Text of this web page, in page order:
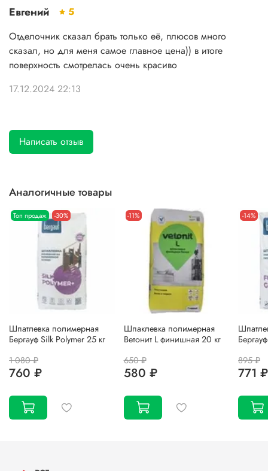
Евгений
5
Отделочник сказал брать только её, плюсов много
сказал, но для меня самое главное цена)) в итоге
поверхность смотрелась очень красиво
17.12.2024 22:13
Написать отзыв
Аналогичные товары
Топ продаж -30%
Шпатлевка полимерная
Бергауф Silk Polymer 25 кг
1 080 ₽
760 ₽
-11%
Шпаклевка полимерная
Ветонит L финишная 20 кг
650 ₽
580 ₽
-14%
895 ₽
771 ₽